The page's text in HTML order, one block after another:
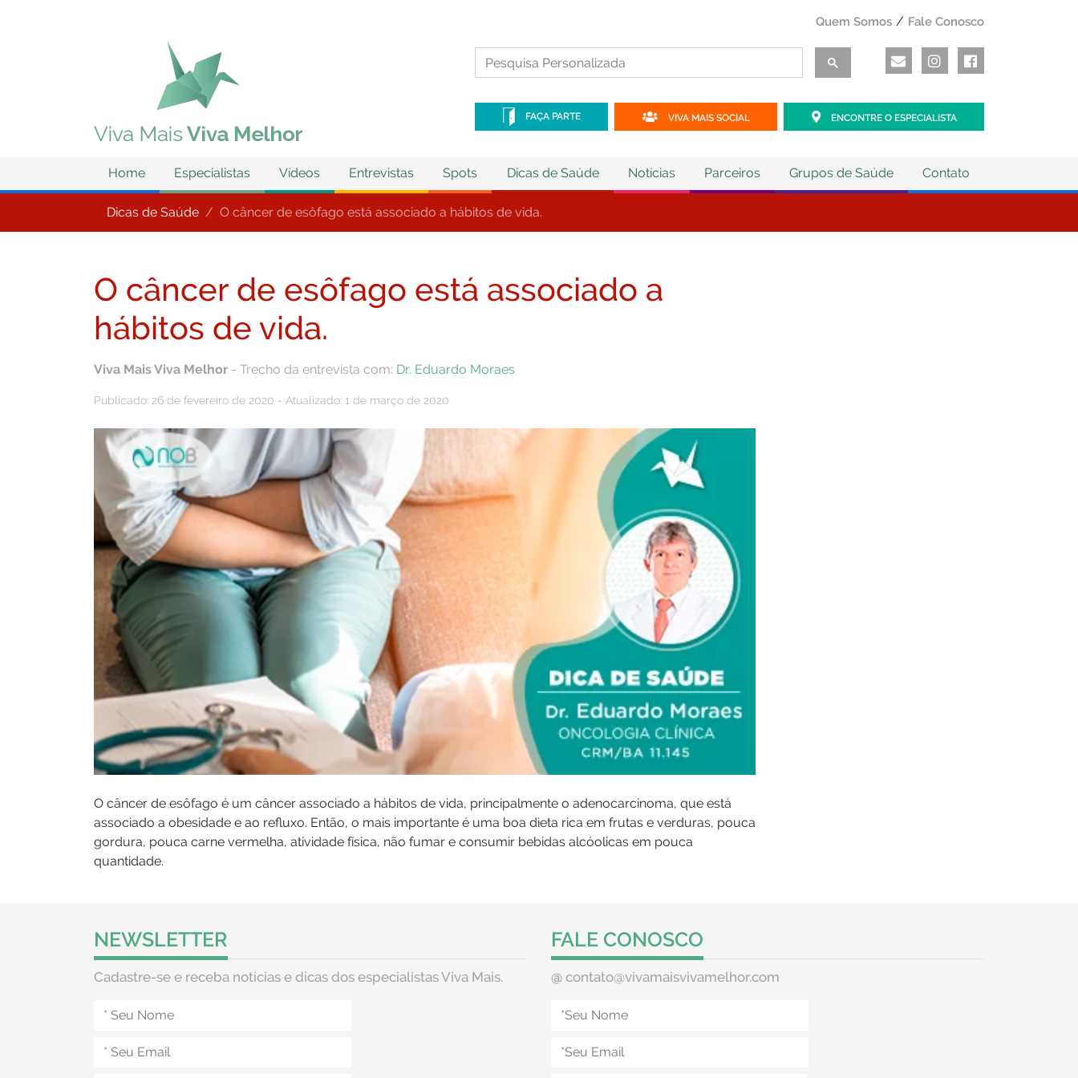
Quem Somos Fale Conosco
FAÇA PARTE VIVA MAIS SOCIAL ENCONTRE O ESPECIALISTA
Home Especialistas Vídeos Entrevistas Spots Dicas de Saúde Notícias Parceiros Grupos de Saúde Contato
Dicas de Saúde O câncer de esôfago está associado a hábitos de vida.
O câncer de esôfago está associado a
hábitos de vida.
Viva Mais Viva Melhor - Trecho da entrevista com: Dr. Eduardo Moraes
Publicado: 26 de fevereiro de 2020 - Atualizado: 1 de março de 2020
O câncer de esôfago é um câncer associado a hábitos de vida, principalmente o adenocarcinoma, que está
associado a obesidade e ao refluxo. Então, o mais importante é uma boa dieta rica em frutas e verduras, pouca
gordura, pouca carne vermelha, atividade física, não fumar e consumir bebidas alcóolicas em pouca
quantidade.
NEWSLETTER
Cadastre-se e receba notícias e dicas dos especialistas Viva Mais.
FALE CONOSCO
@ contato@vivamaisvivamelhor.com